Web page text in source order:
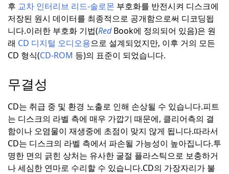
후 교차 인터리브 리드-솔로몬 부호화를 반전시켜 디스크에
저장된 원시 데이터를 최종적으로 공개함으로써 디코딩됩
니다.이러한 부호화 기법(RedBook에 정의되어 있음)은 원
래 CD 디지털 오디오용으로 설계되었지만, 이후 거의 모든
CD 형식(CD-ROM 등)의 표준이 되었습니다.
무결성
CD는 취급 중 및 환경 노출로 인해 손상될 수 있습니다.피트
는 디스크의 라벨 측에 매우 가깝기 때문에, 클리어측의 결
함이나 오염물이 재생중에 초점이 맞지 않게 됩니다.따라서
CD는 디스크의 라벨 측에서 파손될 가능성이 높아집니다.투
명한 면의 긁힌 상처는 유사한 굴절 플라스틱으로 보충하거
나 세심한 연마로 수리할 수 있습니다.CD의 가장자리가 불